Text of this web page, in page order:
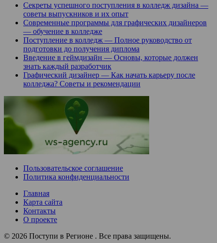
Секреты успешного поступления в колледж дизайна —
советы выпускников и их опыт
Современные программы для графических дизайнеров
— обучение в колледже
Поступление в колледж — Полное руководство от
подготовки до получения диплома
Введение в геймдизайн — Основы, которые должен
знать каждый разработчик
Графический дизайнер — Как начать карьеру после
колледжа? Советы и рекомендации
Пользовательское соглашение
Политика конфиденциальности
Главная
Карта сайта
Контакты
О проекте
© 2026 Поступи в Регионе . Все права защищены.